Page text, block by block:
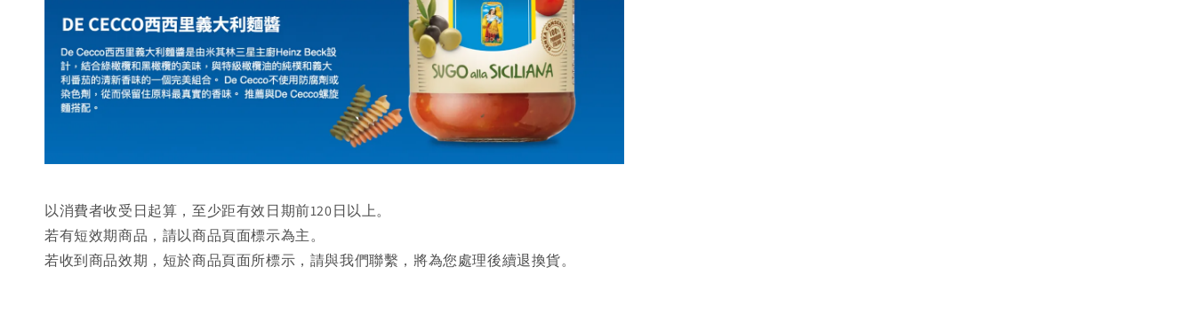
以消費者收受日起算，至少距有效日期前120日以上。
若有短效期商品，請以商品頁面標示為主。
若收到商品效期，短於商品頁面所標示，請與我們聯繫，將為您處理後續退換貨。